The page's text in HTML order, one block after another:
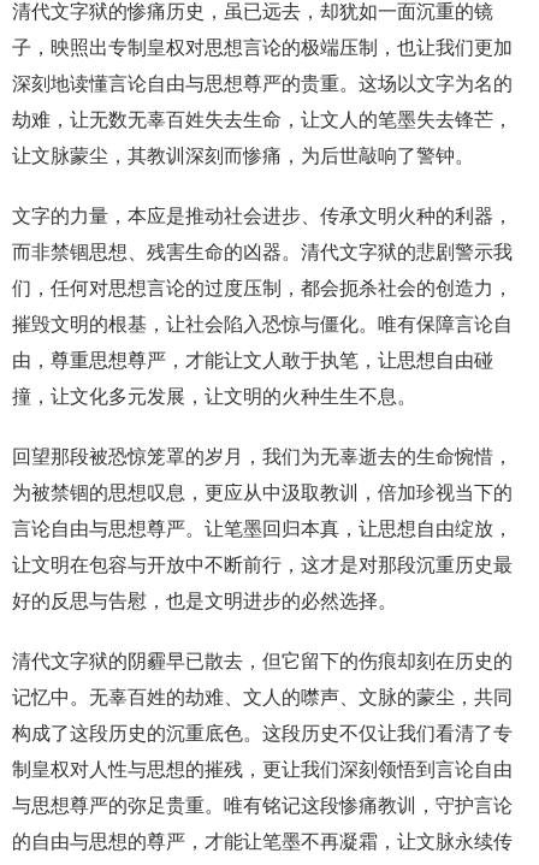
清代文字狱的惨痛历史，虽已远去，却犹如一面沉重的镜
子，映照出专制皇权对思想言论的极端压制，也让我们更加
深刻地读懂言论自由与思想尊严的贵重。这场以文字为名的
劫难，让无数无辜百姓失去生命，让文人的笔墨失去锋芒，
让文脉蒙尘，其教训深刻而惨痛，为后世敲响了警钟。
文字的力量，本应是推动社会进步、传承文明火种的利器，
而非禁锢思想、残害生命的凶器。清代文字狱的悲剧警示我
们，任何对思想言论的过度压制，都会扼杀社会的创造力，
摧毁文明的根基，让社会陷入恐惊与僵化。唯有保障言论自
由，尊重思想尊严，才能让文人敢于执笔，让思想自由碰
撞，让文化多元发展，让文明的火种生生不息。
回望那段被恐惊笼罩的岁月，我们为无辜逝去的生命惋惜，
为被禁锢的思想叹息，更应从中汲取教训，倍加珍视当下的
言论自由与思想尊严。让笔墨回归本真，让思想自由绽放，
让文明在包容与开放中不断前行，这才是对那段沉重历史最
好的反思与告慰，也是文明进步的必然选择。
清代文字狱的阴霾早已散去，但它留下的伤痕却刻在历史的
记忆中。无辜百姓的劫难、文人的噤声、文脉的蒙尘，共同
构成了这段历史的沉重底色。这段历史不仅让我们看清了专
制皇权对人性与思想的摧残，更让我们深刻领悟到言论自由
与思想尊严的弥足贵重。唯有铭记这段惨痛教训，守护言论
的自由与思想的尊严，才能让笔墨不再凝霜，让文脉永续传